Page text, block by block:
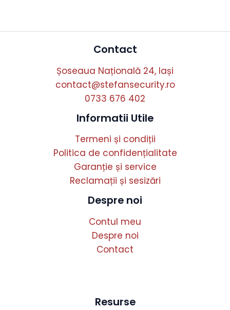
Contact
Șoseaua Națională 24, Iași
contact@stefansecurity.ro
0733 676 402
Informatii Utile
Termeni și condiții
Politica de confidențialitate
Garanție și service
Reclamații și sesizări
Despre noi
Contul meu
Despre noi
Contact
Resurse